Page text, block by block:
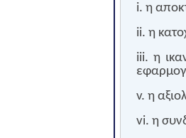
i. η
ii. η
iii. η
v. η
vi. η